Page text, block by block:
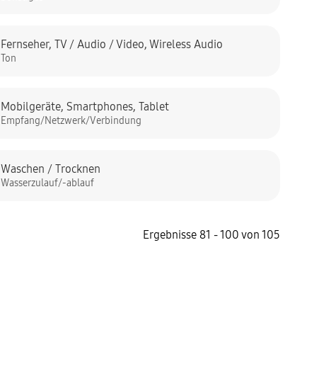
Fernseher,TV / Audio / Video,Wireless Audio
Ton
Mobilgeräte,Smartphones,Tablet
Empfang/Netzwerk/Verbindung
Waschen / Trocknen
Wasserzulauf/-ablauf
Ergebnisse 81 - 100 von 105